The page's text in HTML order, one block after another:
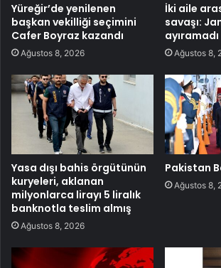
Yüreğir’de yenilenen
başkan vekilliği seçimini
Cafer Boyraz kazandı
Ağustos 8, 2026
İki aile
savaşı:
ayıramadı
Ağustos 8,
Yasa dışı bahis örgütünün
kuryeleri, aklanan
milyonlarca lirayı 5 liralık
banknotla teslim almış
Ağustos 8, 2026
Pakistan
Ağustos 8,